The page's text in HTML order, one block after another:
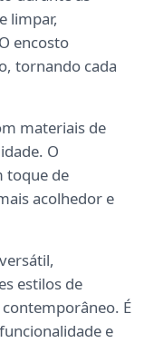
limpar,
encosto
tornando cada
materiais de
O
toque de
acolhedor e
estilos de
É
e